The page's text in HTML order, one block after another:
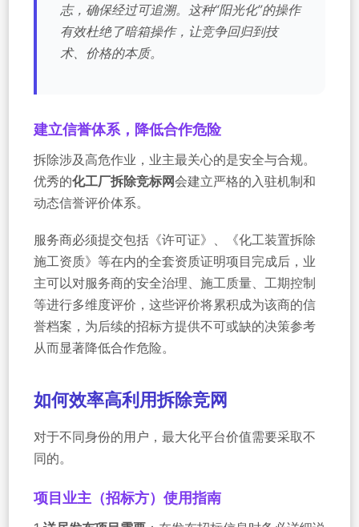
志，确保经过可追溯。这种“阳光化”的操作
有效杜绝了暗箱操作，让竞争回归到技
术、价格的本质。
建立信誉体系，降低合作危险
拆除涉及高危作业，业主最关心的是安全与合规。
优秀的化工厂拆除竞标网会建立严格的入驻机制和
动态信誉评价体系。
服务商必须提交包括《许可证》、《化工装置拆除
施工资质》等在内的全套资质证明项目完成后，业
主可以对服务商的安全治理、施工质量、工期控制
等进行多维度评价，这些评价将累积成为该商的信
誉档案，为后续的招标方提供不可或缺的决策参考
从而显著降低合作危险。
如何效率高利用拆除竞网
对于不同身份的用户，最大化平台价值需要采取不
同的。
项目业主（招标方）使用指南